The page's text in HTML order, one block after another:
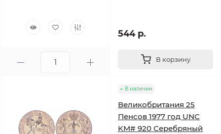
544 р.
В корзину
В наличии
Великобритания 25
Пенсов 1977 год UNC
KM# 920 Серебряный